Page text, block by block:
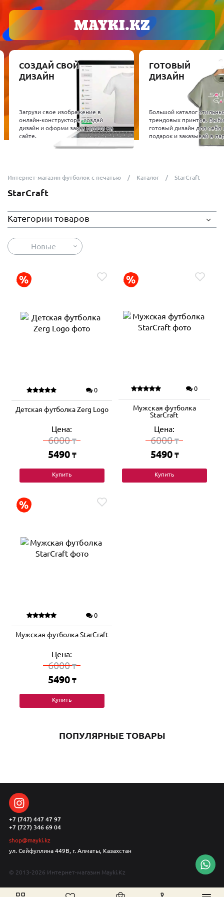
СОЗДАЙ СВОЙ
ДИЗАЙН
Загрузи свое изображение в
онлайн-конструкторе, создай
дизайн и оформи заказ прямо на
сайте.
ГОТОВЫЙ
ДИЗАЙН
Большой каталог
трендовых принтов.
готовый дизайн для себя
подарок и заказывай в
Интернет-магазин футболок с печатью Каталог StarCraft
StarCraft
Категории товаров
Новые
0
Детская футболка Zerg Logo
Цена:
6000₸
5490 ₸
Купить
0
Мужская футболка
StarCraft
Цена:
6000₸
5490 ₸
Купить
0
Мужская футболка StarCraft
Цена:
6000₸
5490 ₸
Купить
ПОПУЛЯРНЫЕ ТОВАРЫ
+7 (747) 447 47 97
+7 (727) 346 69 04
shop@mayki.kz
ул. Сейфуллина 449В, г. Алматы, Казахстан
© 2013-2026 Интернет-магазин Mayki.Kz